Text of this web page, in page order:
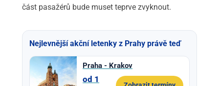
část pasažérů bude muset teprve zvyknout.
Nejlevnější akční letenky z Prahy právě teď
Praha - Krakov
od 1